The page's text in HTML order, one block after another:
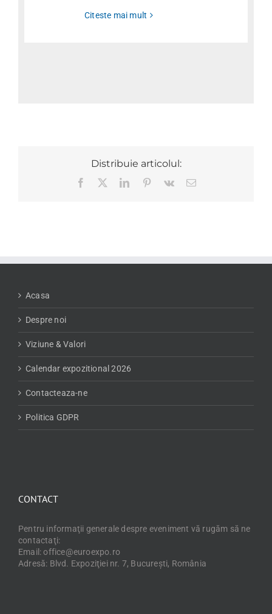
Citeste mai mult
Distribuie articolul:
Facebook LinkedInPinterest
Vk
E-
Acasa
Despre noi
Viziune & Valori
Calendar expozitional 2026
Contacteaza-ne
Politica GDPR
CONTACT
Pentru informaţii generale despre eveniment vă rugăm să ne
contactaţi:
Email: office@euroexpo.ro
Adresă: Blvd. Expoziţiei nr. 7, Bucureşti, România